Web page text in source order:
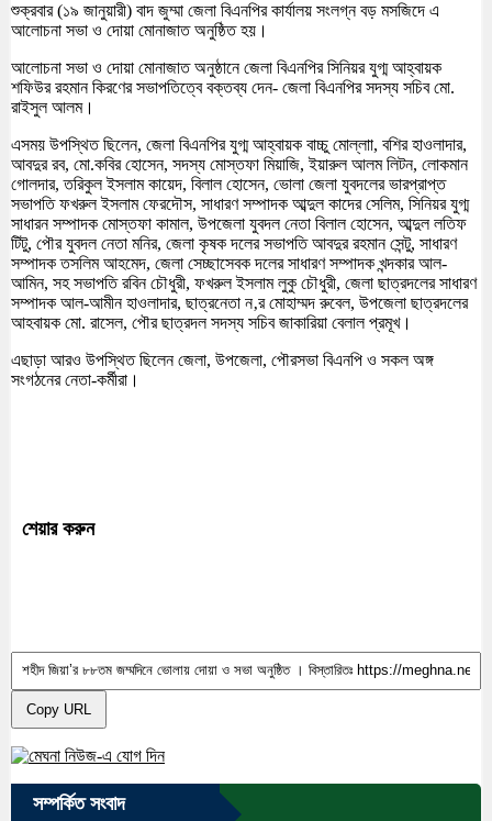
শুক্রবার (১৯ জানুয়ারী) বাদ জুম্মা জেলা বিএনপির কার্যালয় সংলগ্ন বড় মসজিদে এ
আলোচনা সভা ও দোয়া মোনাজাত অনুষ্ঠিত হয়।
আলোচনা সভা ও দোয়া মোনাজাত অনুষ্ঠানে জেলা বিএনপির সিনিয়র যুগ্ম আহ্বায়ক
শফিউর রহমান কিরণের সভাপতিত্বে বক্তব্য দেন- জেলা বিএনপির সদস্য সচিব মো.
রাইসুল আলম।
এসময় উপস্থিত ছিলেন, জেলা বিএনপির যুগ্ম আহ্বায়ক বাচ্চু মোল্লাা, বশির হাওলাদার,
আবদুর রব, মো.কবির হোসেন, সদস্য মোস্তফা মিয়াজি, ইয়ারুল আলম লিটন, লোকমান
গোলদার, তরিকুল ইসলাম কায়েদ, বিলাল হোসেন, ভোলা জেলা যুবদলের ভারপ্রাপ্ত
সভাপতি ফখরুল ইসলাম ফেরদৌস, সাধারণ সম্পাদক আব্দুল কাদের সেলিম, সিনিয়র যুগ্ম
সাধারন সম্পাদক মোস্তফা কামাল, উপজেলা যুবদল নেতা বিলাল হোসেন, আব্দুল লতিফ
টিটু, পৌর যুবদল নেতা মনির, জেলা কৃষক দলের সভাপতি আবদুর রহমান সেন্টু, সাধারণ
সম্পাদক তসলিম আহমেদ, জেলা সেচ্ছাসেবক দলের সাধারণ সম্পাদক খন্দকার আল-
আমিন, সহ সভাপতি রবিন চৌধুরী, ফখরুল ইসলাম লুকু চৌধুরী, জেলা ছাত্রদলের সাধারণ
সম্পাদক আল-আমীন হাওলাদার, ছাত্রনেতা ন‚র মোহাম্মদ রুবেল, উপজেলা ছাত্রদলের
আহবায়ক মো. রাসেল, পৌর ছাত্রদল সদস্য সচিব জাকারিয়া বেলাল প্রমূখ।
এছাড়া আরও উপস্থিত ছিলেন জেলা, উপজেলা, পৌরসভা বিএনপি ও সকল অঙ্গ
সংগঠনের নেতা-কর্মীরা।
শেয়ার করুন
Copy URL
সম্পর্কিত সংবাদ